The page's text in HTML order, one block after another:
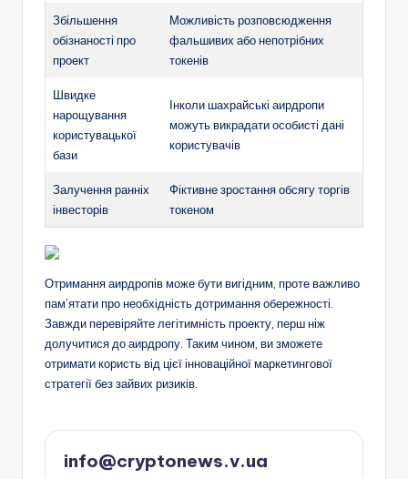
Збільшення
обізнаності про
проект
Можливість розповсюдження
фальшивих або непотрібних
токенів
Швидке
нарощування
користувацької
бази
Інколи шахрайські аирдропи
можуть викрадати особисті дані
користувачів
Залучення ранніх
інвесторів
Фіктивне зростання обсягу торгів
токеном
Отримання аирдропів може бути вигідним, проте важливо
пам’ятати про необхідність дотримання обережності.
Завжди перевіряйте легітимність проекту, перш ніж
долучитися до аирдропу. Таким чином, ви зможете
отримати користь від цієї інноваційної маркетингової
стратегії без зайвих ризиків.
info@cryptonews.v.ua